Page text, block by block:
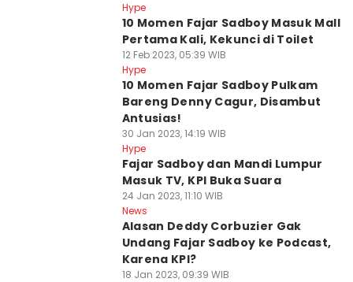
Hype
10 Momen Fajar Sadboy Masuk Mall
Pertama Kali, Kekunci di Toilet
12 Feb 2023, 05:39 WIB
Hype
10 Momen Fajar Sadboy Pulkam
Bareng Denny Cagur, Disambut
Antusias!
30 Jan 2023, 14:19 WIB
Hype
Fajar Sadboy dan Mandi Lumpur
Masuk TV, KPI Buka Suara
24 Jan 2023, 11:10 WIB
News
Alasan Deddy Corbuzier Gak
Undang Fajar Sadboy ke Podcast,
Karena KPI?
18 Jan 2023, 09:39 WIB